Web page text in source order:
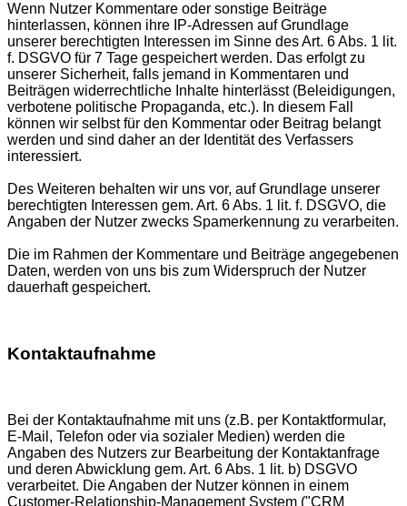
Wenn Nutzer Kommentare oder sonstige Beiträge
hinterlassen, können ihre IP-Adressen auf Grundlage
unserer berechtigten Interessen im Sinne des Art. 6 Abs. 1 lit.
f. DSGVO für 7 Tage gespeichert werden. Das erfolgt zu
unserer Sicherheit, falls jemand in Kommentaren und
Beiträgen widerrechtliche Inhalte hinterlässt (Beleidigungen,
verbotene politische Propaganda, etc.). In diesem Fall
können wir selbst für den Kommentar oder Beitrag belangt
werden und sind daher an der Identität des Verfassers
interessiert.
Des Weiteren behalten wir uns vor, auf Grundlage unserer
berechtigten Interessen gem. Art. 6 Abs. 1 lit. f. DSGVO, die
Angaben der Nutzer zwecks Spamerkennung zu verarbeiten.
Die im Rahmen der Kommentare und Beiträge angegebenen
Daten, werden von uns bis zum Widerspruch der Nutzer
dauerhaft gespeichert.
Kontaktaufnahme
Bei der Kontaktaufnahme mit uns (z.B. per Kontaktformular,
E-Mail, Telefon oder via sozialer Medien) werden die
Angaben des Nutzers zur Bearbeitung der Kontaktanfrage
und deren Abwicklung gem. Art. 6 Abs. 1 lit. b) DSGVO
verarbeitet. Die Angaben der Nutzer können in einem
Customer-Relationship-Management System ("CRM